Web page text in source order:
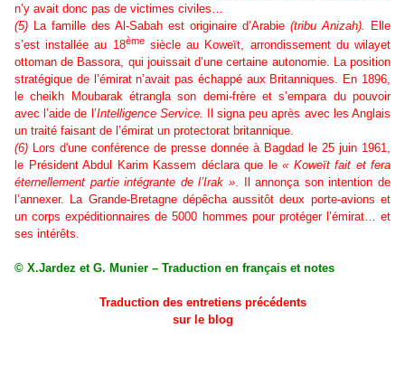
n’y avait donc pas de victimes civiles…
(5)
La famille des Al-Sabah est originaire d’Arabie (tribu Anizah).
Elle
s’est installée au 18èmesiècle au Koweït, arrondissement du wilayet
ottoman de Bassora, qui jouissait d’une certaine autonomie. La position
stratégique de l’émirat n’avait pas échappé aux Britanniques. En 1896,
le cheikh Moubarak étrangla son demi-frère et s’empara du pouvoir
avec l’aide de l’Intelligence Service.
Il signa peu après avec les Anglais
un traité faisant de l’émirat un protectorat britannique.
(6) Lors d'une conférence de presse donnée à Bagdad le 25 juin 1961,
le Président Abdul Karim Kassem déclara que le « Koweït fait et fera
éternellement partie intégrante de l’Irak ». Il annonça son intention de
l’annexer. La Grande-Bretagne dépêcha aussitôt deux porte-avions et
un corps expéditionnaires de 5000 hommes pour protéger l’émirat… et
ses intérêts.
© X.Jardez et G. Munier – Traduction en français et notes
Traduction des entretiens précédents
sur le blog